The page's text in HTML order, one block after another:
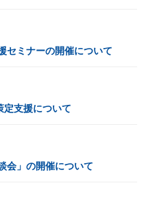
セミナーの開催について
定支援について
会」の開催について